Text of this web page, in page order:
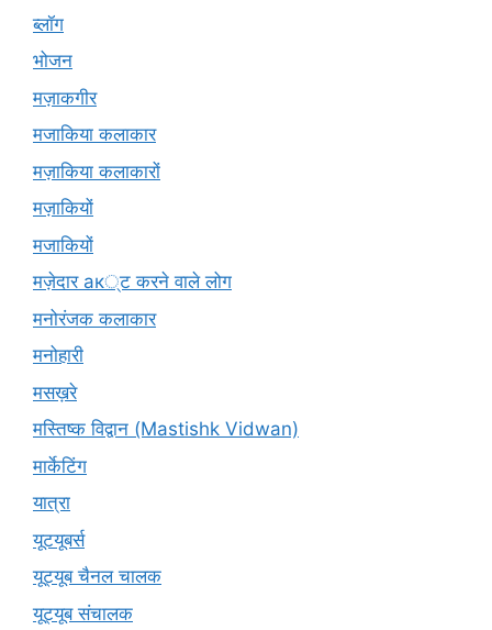
ब्लॉग
भोजन
मज़ाकगीर
मजाकिया कलाकार
मज़ाकिया कलाकारों
मज़ाकियों
मजाकियों
मज़ेदार ак्ट करने वाले लोग
मनोरंजक कलाकार
मनोहारी
मसख़रे
मस्तिष्क विद्वान (Mastishk Vidwan)
मार्केटिंग
यात्रा
यूटयूबर्स
यूट्यूब चैनल चालक
यूट्यूब संचालक